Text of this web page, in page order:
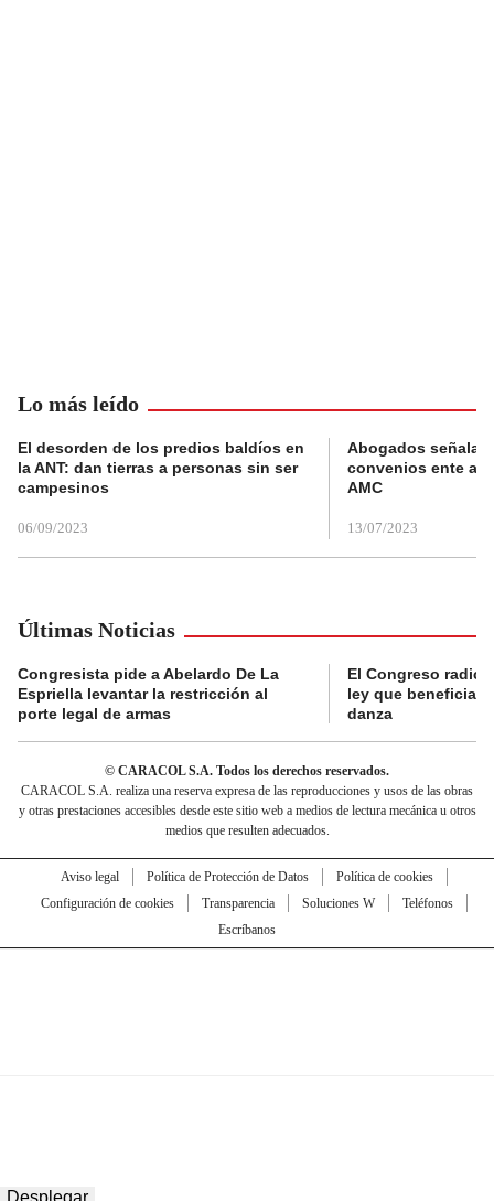
Lo más leído
El desorden de los predios baldíos en
la ANT: dan tierras a personas sin ser
campesinos
06/09/2023
Abogados
convenios ente
AMC
13/07/2023
Últimas Noticias
Congresista pide a Abelardo De La
Espriella levantar la restricción al
porte legal de armas
El Congreso
ley que beneficia
danza
© CARACOL S.A. Todos los derechos reservados.
CARACOL S.A. realiza una reserva expresa de las reproducciones y usos de las obras
y otras prestaciones accesibles desde este sitio web a medios de lectura mecánica u otros
medios que resulten adecuados.
Aviso legal Política de Protección de Datos
Política de cookies
Configuración de cookies
Transparencia Soluciones W
Teléfonos
Escríbanos
Desplegar